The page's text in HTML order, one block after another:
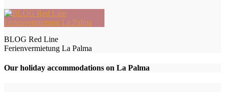
BLOG Red Line
Ferienvermietung La Palma
Our holiday accommodations on La Palma